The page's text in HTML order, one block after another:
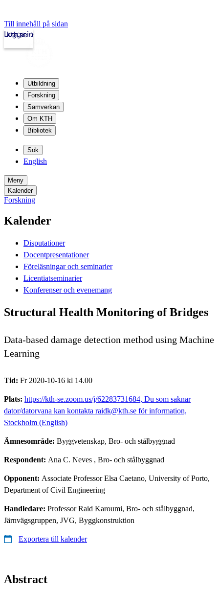
Till innehåll på sidan
kth.se
Logga in
Utbildning
Forskning
Samverkan
Om KTH
Bibliotek
Sök
English
Meny
Kalender
Forskning
Kalender
Disputationer
Docentpresentationer
Föreläsningar och seminarier
Licentiatseminarier
Konferenser och evenemang
Structural Health Monitoring of Bridges
Data-based damage detection method using Machine
Learning
Tid: Fr 2020-10-16 kl 14.00
Plats: https://kth-se.zoom.us/j/62283731684, Du som saknar
dator/datorvana kan kontakta raidk@kth.se för information,
Stockholm (English)
Ämnesområde: Byggvetenskap, Bro- och stålbyggnad
Respondent: Ana C. Neves , Bro- och stålbyggnad
Opponent: Associate Professor Elsa Caetano, University of Porto,
Department of Civil Engineering
Handledare: Professor Raid Karoumi, Bro- och stålbyggnad,
Järnvägsgruppen, JVG, Byggkonstruktion
Exportera till kalender
Abstract